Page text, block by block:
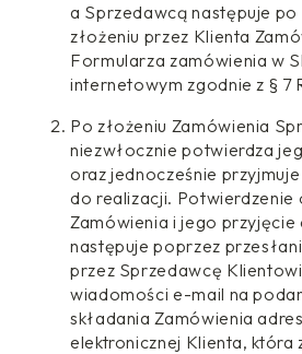
a Sprzedawcą następuje po
złożeniu przez Klienta
Formularza zamówienia w
internetowym zgodnie z § 7
Po złożeniu Zamówienia
niezwłocznie potwierdza
oraz jednocześnie
do realizacji. Potwierdzenie
Zamówienia i jego przyjęcie
następuje poprzez
przez Sprzedawcę
wiadomości e-mail na
składania Zamówienia
elektronicznej Klienta, która